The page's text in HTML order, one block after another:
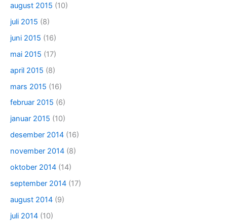
august 2015 (10)
juli 2015 (8)
juni 2015 (16)
mai 2015 (17)
april 2015 (8)
mars 2015 (16)
februar 2015 (6)
januar 2015 (10)
desember 2014 (16)
november 2014 (8)
oktober 2014 (14)
september 2014 (17)
august 2014 (9)
juli 2014 (10)